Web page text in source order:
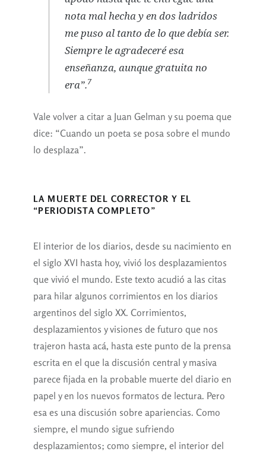
nota mal hecha y en dos ladridos
me puso al tanto de lo que debía ser.
Siempre le agradeceré esa
enseñanza, aunque gratuita no
era”.7
Vale volver a citar a Juan Gelman y su poema que
dice: “Cuando un poeta se posa sobre el mundo
lo desplaza”.
LA MUERTE DEL CORRECTOR Y EL
“PERIODISTA COMPLETO”
El interior de los diarios, desde su nacimiento en
el siglo XVI hasta hoy, vivió los desplazamientos
que vivió el mundo. Este texto acudió a las citas
para hilar algunos corrimientos en los diarios
argentinos del siglo XX. Corrimientos,
desplazamientos y visiones de futuro que nos
trajeron hasta acá, hasta este punto de la prensa
escrita en el que la discusión central y masiva
parece fijada en la probable muerte del diario en
papel y en los nuevos formatos de lectura. Pero
esa es una discusión sobre apariencias. Como
siempre, el mundo sigue sufriendo
desplazamientos; como siempre, el interior del